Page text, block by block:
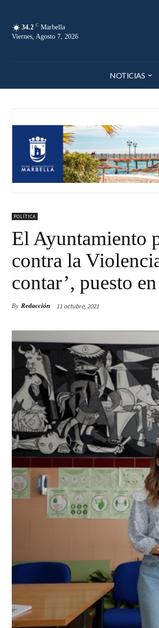
34.2 C Marbella
Viernes, Agosto 7, 2026
NOTICIAS
POLÍTICA
El Ayuntamiento
contra la
contar’, puesto
By Redacción 11 octubre, 2021